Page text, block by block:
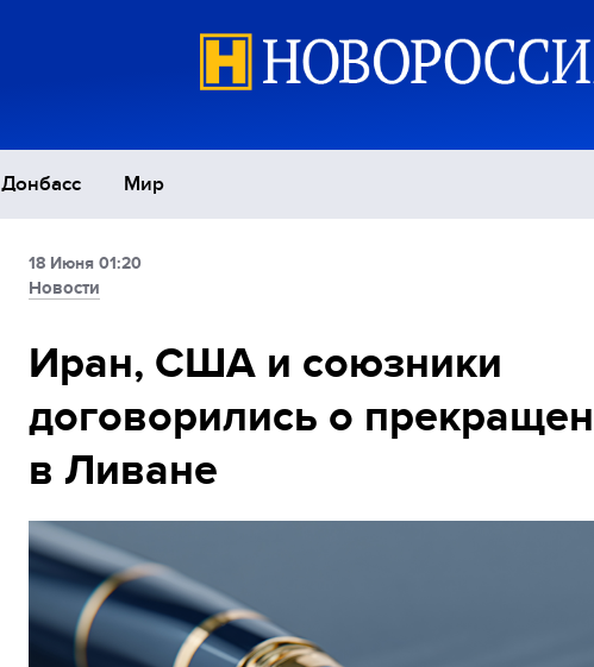
Донбасс Мир
Экономика
Спорт
18 Июня 01:20
Новости
Иран, США и союзники
договорились о
в Ливане